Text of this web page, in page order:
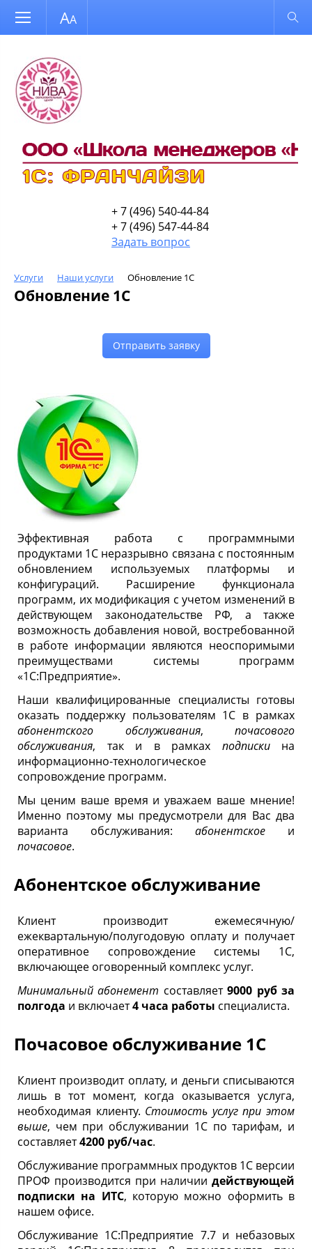
Размер шрифта Обычная версия
+ 7 (496) 540-44-84
+ 7 (496) 547-44-84
Задать вопрос
Услуги Наши услуги Обновление 1С
Обновление 1С
Отправить заявку
Эффективная работа с программными
продуктами 1С неразрывно связана с постоянным
обновлением используемых платформы и
конфигураций. Расширение функционала
программ, их модификация с учетом изменений в
действующем законодательстве РФ, а также
возможность добавления новой, востребованной
в работе информации являются неоспоримыми
преимуществами системы программ
«1С:Предприятие».
Наши квалифицированные специалисты готовы
оказать поддержку пользователям 1С в рамках
абонентского обслуживания, почасового
обслуживания, так и в рамках подпискина
информационно-технологическое
сопровождение программ.
Мы ценим ваше время и уважаем ваше мнение!
Именно поэтому мы предусмотрели для Вас два
варианта обслуживания: абонентское и
почасовое.
Абонентское обслуживание
Клиент производит ежемесячную/
ежеквартальную/полугодовую оплату и получает
оперативное сопровождение системы 1С,
включающее оговоренный комплекс услуг.
Минимальный абонемент составляет9000 руб за
полгода и включает4 часа работы специалиста.
Почасовое обслуживание 1С
Клиент производит оплату, и деньги списываются
лишь в тот момент, когда оказывается услуга,
необходимая клиенту. Стоимость услуг при этом
выше, чем при обслуживании 1С по тарифам, и
составляет4200 руб/час.
Обслуживание программных продуктов 1С версии
ПРОФ производится при наличии действующей
подписки на ИТС, которую можно оформить в
нашем офисе.
Обслуживание 1С:Предприятие 7.7 и небазовых